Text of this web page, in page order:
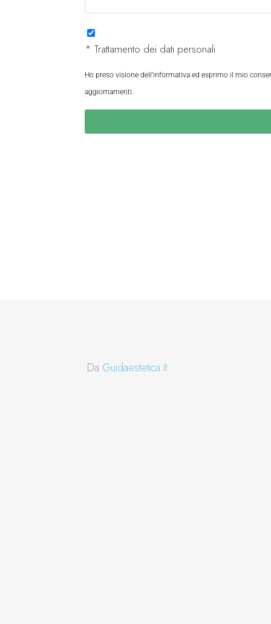
* Trattamento dei dati personali
Ho preso visione dell'informativa ed esprimo il mio
aggiornamenti.
Da Guidaestetica.it